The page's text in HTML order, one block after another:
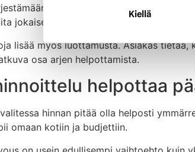
Kiellä
säännölliseen kotisiivoukseen
jokaisella käynnillä uudelleen.
lisää myös luottamusta. Asiakas
osa arjen helpottamista.
helpottaa
hinnan pitää olla helposti
omaan kotiin ja budjettiin.